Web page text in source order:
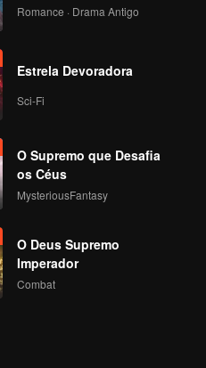
Romance · Drama Antigo
Estrela Devoradora
Sci-Fi
O Supremo que Desafia
os Céus
MysteriousFantasy
O Deus Supremo
Imperador
Combat